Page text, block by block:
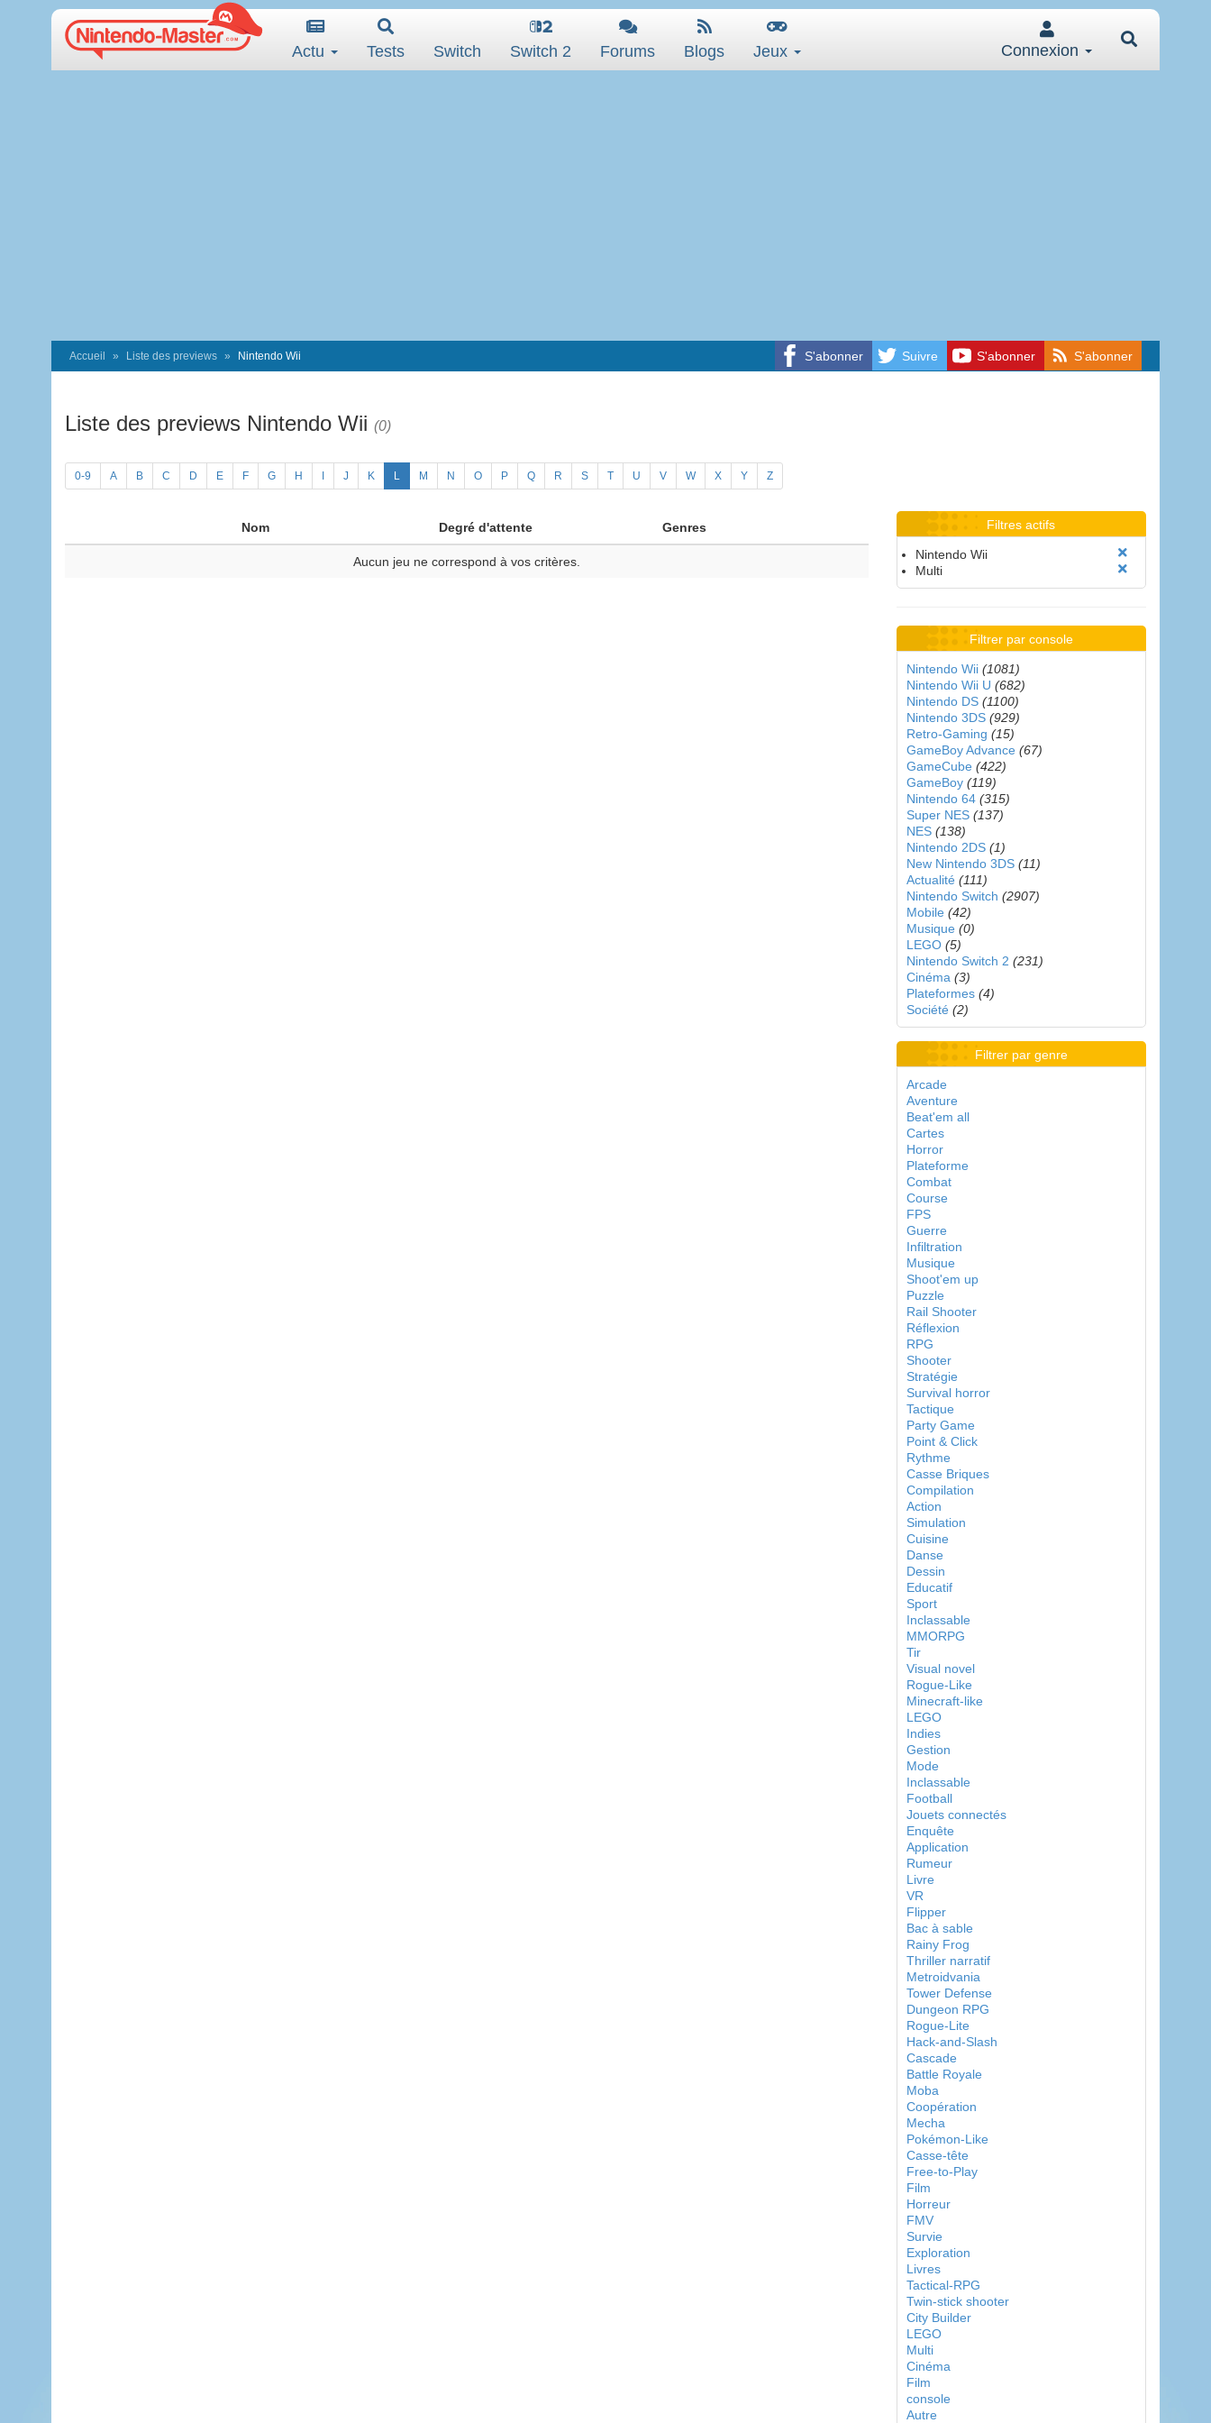
Actu Tests Switch Switch 2 Forums Blogs Jeux Connexion
S'abonner Suivre S'abonner S'abonner
Accueil Liste des previews Nintendo Wii
Liste des previews Nintendo Wii (0)
0-9 A B C D E F G H J K L M N O P Q R S T U V W X Y Z
Nom Degré d'attente Genres
Aucun jeu ne correspond à vos critères.
Filtres actifs
Nintendo Wii
Multi
Filtrer par console
Nintendo Wii (1081)
Nintendo Wii U (682)
Nintendo DS (1100)
Nintendo 3DS (929)
Retro-Gaming (15)
GameBoy Advance (67)
GameCube (422)
GameBoy (119)
Nintendo 64 (315)
Super NES (137)
NES (138)
Nintendo 2DS (1)
New Nintendo 3DS (11)
Actualité (111)
Nintendo Switch (2907)
Mobile (42)
Musique (0)
LEGO (5)
Nintendo Switch 2 (231)
Cinéma (3)
Plateformes (4)
Société (2)
Filtrer par genre
Arcade
Aventure
Beat'em all
Cartes
Horror
Plateforme
Combat
Course
FPS
Guerre
Infiltration
Musique
Shoot'em up
Puzzle
Rail Shooter
Réflexion
RPG
Shooter
Stratégie
Survival horror
Tactique
Party Game
Point & Click
Rythme
Casse Briques
Compilation
Action
Simulation
Cuisine
Danse
Dessin
Educatif
Sport
Inclassable
MMORPG
Tir
Visual novel
Rogue-Like
Minecraft-like
LEGO
Indies
Gestion
Mode
Inclassable
Football
Jouets connectés
Enquête
Application
Rumeur
Livre
VR
Flipper
Bac à sable
Rainy Frog
Thriller narratif
Metroidvania
Tower Defense
Dungeon RPG
Rogue-Lite
Hack-and-Slash
Cascade
Battle Royale
Moba
Coopération
Mecha
Pokémon-Like
Casse-tête
Free-to-Play
Film
Horreur
FMV
Survie
Exploration
Livres
Tactical-RPG
Twin-stick shooter
City Builder
LEGO
Multi
Cinéma
Film
console
Autre